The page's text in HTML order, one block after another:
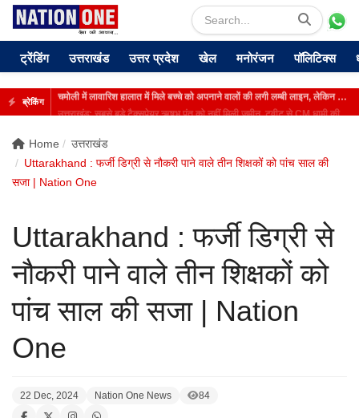
ब्रेकिंग उत्तराखंड: सबसे बड़े टैक्सपेयर ऋषभ पंत को नहीं मिली जमीन, ट्वीट से CM धामी की बढ़ी मुश्किल
ट्रेंडिंग उत्तराखंड उत्तर प्रदेश खेल मनोरंजन पॉलिटिक्स
Home
उत्तराखंड
Uttarakhand : फर्जी डिग्री से नौकरी पाने वाले तीन शिक्षकों को पांच साल की
सजा | Nation One
Uttarakhand : फर्जी डिग्री से
नौकरी पाने वाले तीन शिक्षकों को
पांच साल की सजा | Nation
One
22 Dec, 2024 Nation One News 84